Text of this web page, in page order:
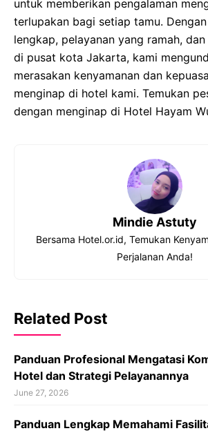
untuk memberikan pengalaman
terlupakan bagi setiap tamu.
lengkap, pelayanan yang ramah,
di pusat kota Jakarta, kami
merasakan kenyamanan dan
menginap di hotel kami. Temukan
dengan menginap di Hotel Hayam
Mindie Astuty
Bersama Hotel.or.id, Temukan
Perjalanan Anda!
Related Post
Panduan Profesional Mengatasi
Hotel dan Strategi Pelayanannya
June 27, 2026
Panduan Lengkap Memahami